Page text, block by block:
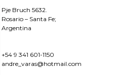
Pje Bruch 5632.
Rosario – Santa Fe;
Argentina
+54 9 341 601-1150
andre_varas@hotmail.com